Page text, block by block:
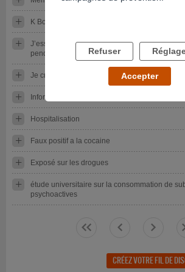
K Bordeaux
J’essaie d’arrêter le cannabis accompagnés
pendant ma grossesse
Je crois qu'on a drogué mon verre à une soirée
Informations
Hospitalisation
Faux positif a la cocaine
Exposé sur les drogues
étude universitaire sur la consommation de
psychoactives
<< < >
CRÉEZ VOTRE FIL DE
Refuser
Accepter